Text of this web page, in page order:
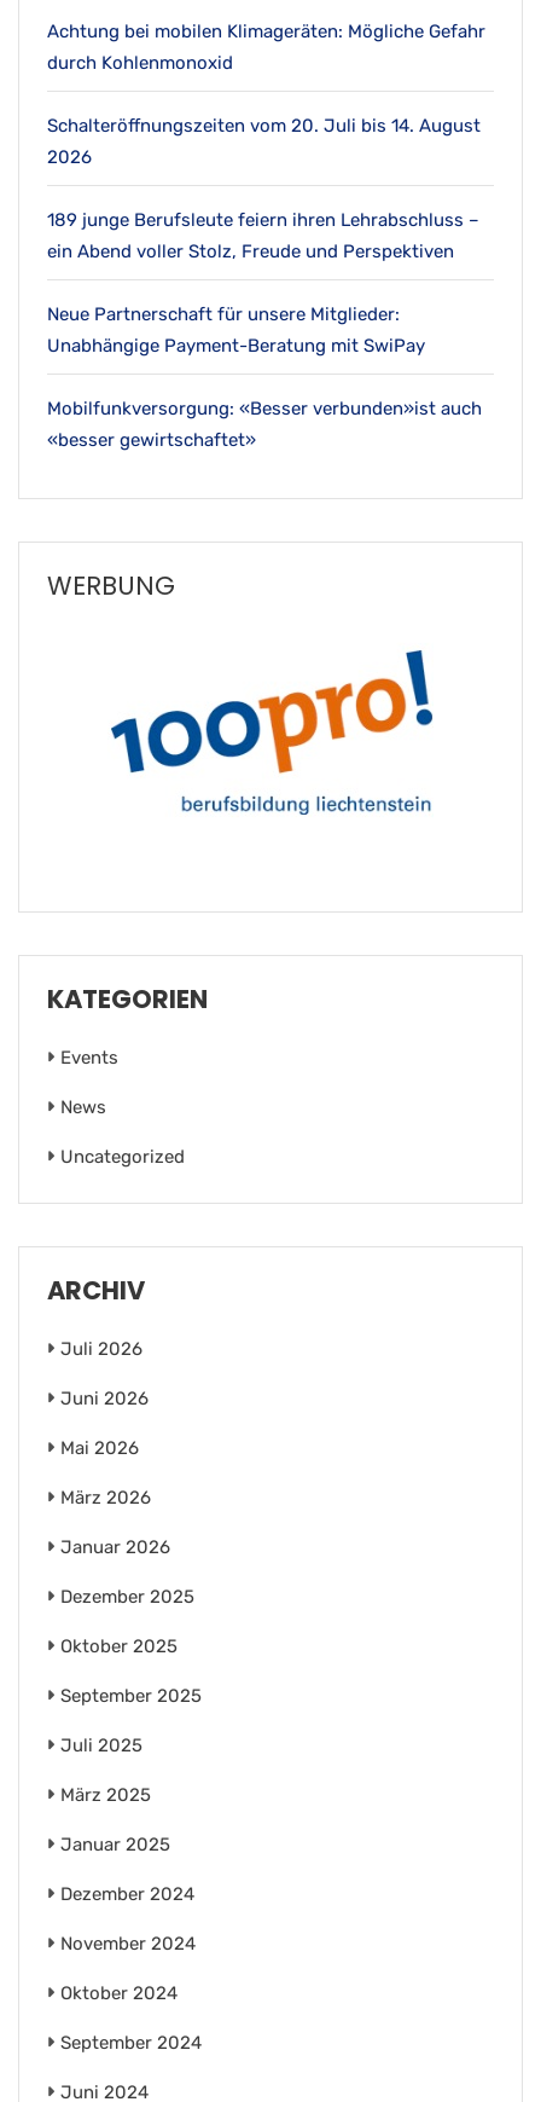
Achtung bei mobilen Klimageräten: Mögliche Gefahr
durch Kohlenmonoxid
Schalteröffnungszeiten vom 20. Juli bis 14. August
2026
189 junge Berufsleute feiern ihren Lehrabschluss –
ein Abend voller Stolz, Freude und Perspektiven
Neue Partnerschaft für unsere Mitglieder:
Unabhängige Payment-Beratung mit SwiPay
Mobilfunkversorgung: «Besser verbunden»ist auch
«besser gewirtschaftet»
WERBUNG
KATEGORIEN
Events
News
Uncategorized
ARCHIV
Juli 2026
Juni 2026
Mai 2026
März 2026
Januar 2026
Dezember 2025
Oktober 2025
September 2025
Juli 2025
März 2025
Januar 2025
Dezember 2024
November 2024
Oktober 2024
September 2024
Juni 2024